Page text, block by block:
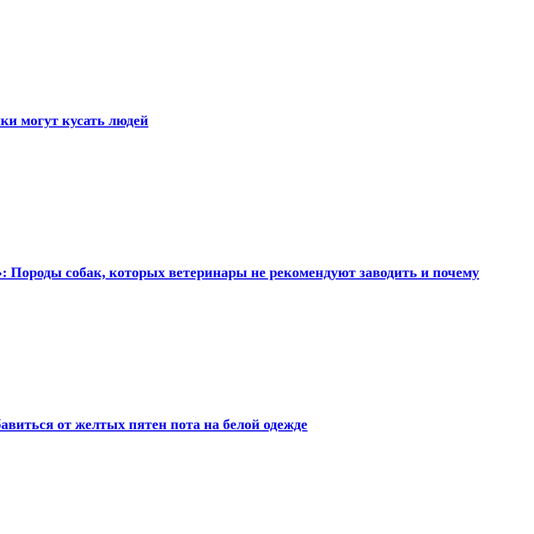
могут кусать людей
собак, которых ветеринары не рекомендуют заводить и почему
от желтых пятен пота на белой одежде